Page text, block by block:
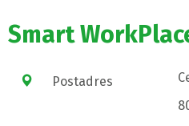
Smart
Postadres